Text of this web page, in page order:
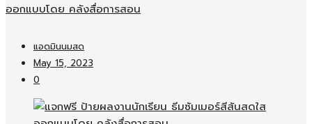
ออกแบบโดย คลังสื่อการสอน
แอดมินนมสด
May 15, 2023
0